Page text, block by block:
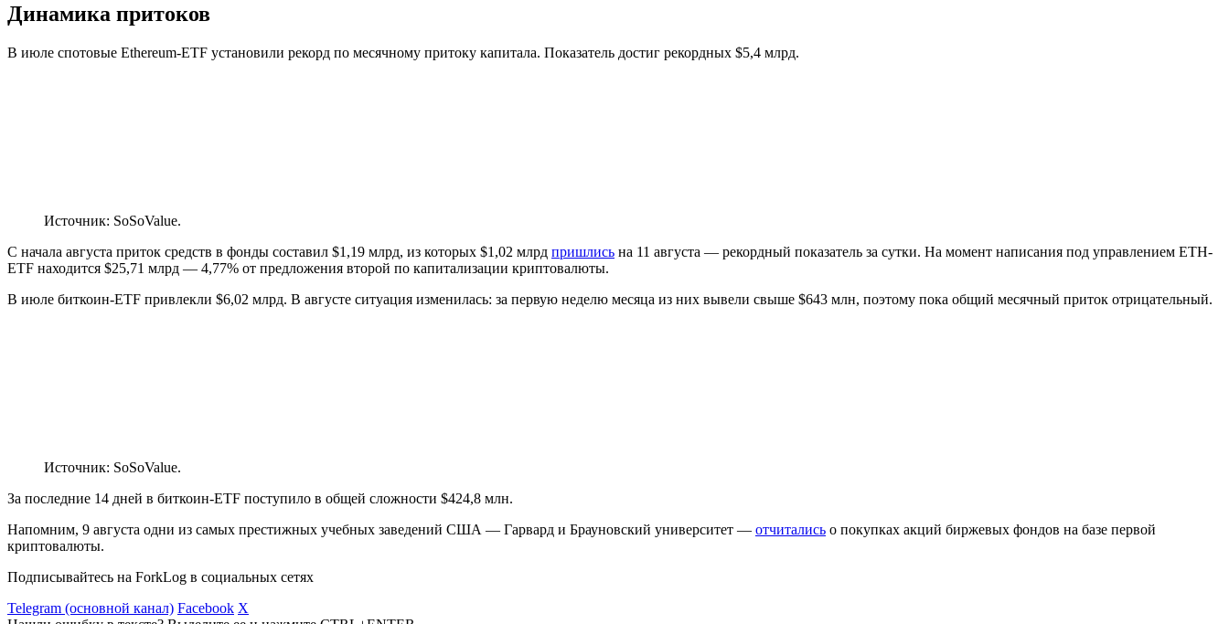
Динамика притоков
В июле спотовые Ethereum-ETF установили рекорд по месячному притоку капитала. Показатель достиг рекордных $5,4 млрд.
Источник: SoSoValue.
С начала августа приток средств в фонды составил $1,19 млрд, из которых $1,02 млрд пришлись на 11 августа — рекордный показатель за сутки. На момент написания под управлением ETH-
ETF находится $25,71 млрд — 4,77% от предложения второй по капитализации криптовалюты.
В июле биткоин-ETF привлекли $6,02 млрд. В августе ситуация изменилась: за первую неделю месяца из них вывели свыше $643 млн, поэтому пока общий месячный приток отрицательный.
Источник: SoSoValue.
За последние 14 дней в биткоин-ETF поступило в общей сложности $424,8 млн.
Напомним, 9 августа одни из самых престижных учебных заведений США — Гарвард и Брауновский университет — отчитались о покупках акций биржевых фондов на базе первой
криптовалюты.
Подписывайтесь на ForkLog в социальных сетях
Telegram (основной канал) Facebook X